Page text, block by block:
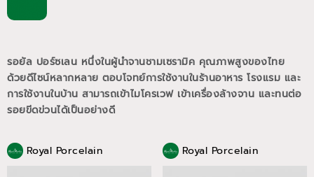
รอยัล ปอร์ซเลน หนึ่งในผู้นำจานชามเซรามิค คุณภาพสูงของไทย
ด้วยดีไซน์หลากหลาย ตอบโจทย์การใช้งานในร้านอาหาร โรงแรม และ
การใช้งานในบ้าน สามารถเข้าไมโครเวฟ เข้าเครื่องล้างจาน และทนต่อ
รอยขีดข่วนได้เป็นอย่างดี
Royal Porcelain Royal Porcelain